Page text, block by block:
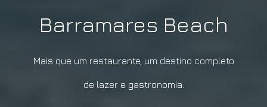
Barramares Beach
Mais que um restaurante, um destino completo
de lazer e gastronomia.